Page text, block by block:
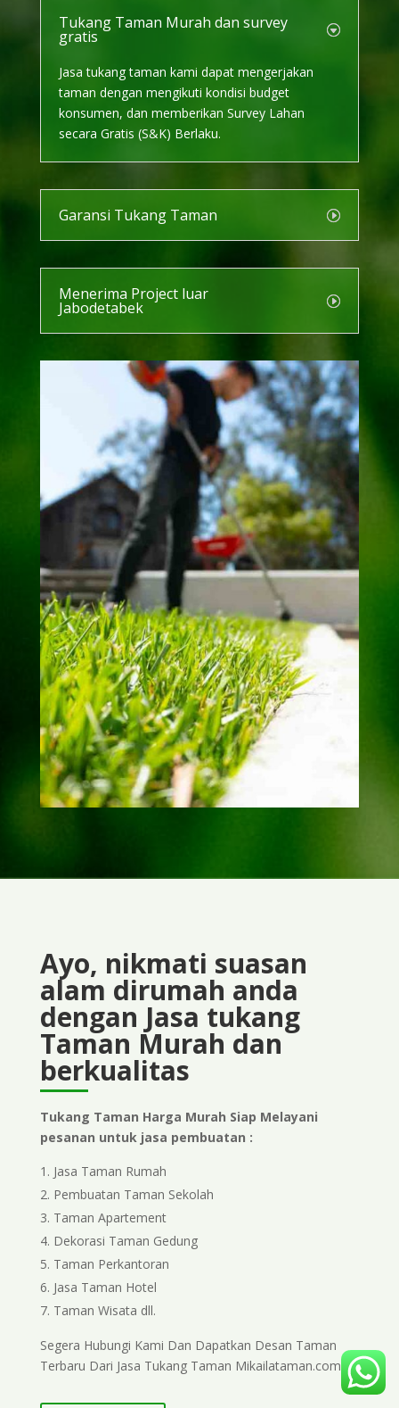
Tukang Taman Murah dan survey
gratis
Jasa tukang taman kami dapat mengerjakan
taman dengan mengikuti kondisi budget
konsumen, dan memberikan Survey Lahan
secara Gratis (S&K) Berlaku.
Garansi Tukang Taman
Menerima Project luar
Jabodetabek
Ayo, nikmati suasan
alam dirumah anda
dengan Jasa tukang
Taman Murah dan
berkualitas
Tukang Taman Harga Murah Siap Melayani
pesanan untuk jasa pembuatan :
Jasa Taman Rumah
Pembuatan Taman Sekolah
Taman Apartement
Dekorasi Taman Gedung
Taman Perkantoran
Jasa Taman Hotel
Taman Wisata dll.
Segera Hubungi Kami Dan Dapatkan Desan Taman
Terbaru Dari Jasa Tukang Taman Mikailataman.com